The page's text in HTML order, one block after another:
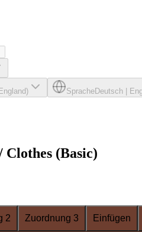
SpracheDeutsch
(Basic)
2 Zuordnung 3 Einfügen